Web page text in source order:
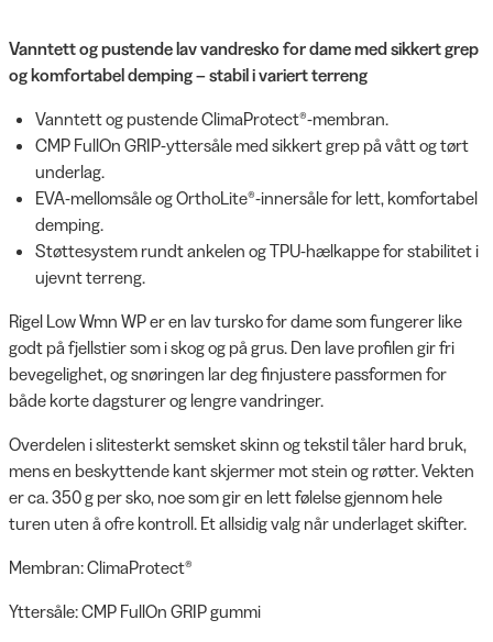
Vanntett og pustende lav vandresko for dame med sikkert grep
og komfortabel demping – stabil i variert terreng
Vanntett og pustende ClimaProtect®-membran.
CMP FullOn GRIP-yttersåle med sikkert grep på vått og tørt
underlag.
EVA-mellomsåle og OrthoLite®-innersåle for lett, komfortabel
demping.
Støttesystem rundt ankelen og TPU-hælkappe for stabilitet i
ujevnt terreng.
Rigel Low Wmn WP er en lav tursko for dame som fungerer like
godt på fjellstier som i skog og på grus. Den lave profilen gir fri
bevegelighet, og snøringen lar deg finjustere passformen for
både korte dagsturer og lengre vandringer.
Overdelen i slitesterkt semsket skinn og tekstil tåler hard bruk,
mens en beskyttende kant skjermer mot stein og røtter. Vekten
er ca. 350 g per sko, noe som gir en lett følelse gjennom hele
turen uten å ofre kontroll. Et allsidig valg når underlaget skifter.
Membran: ClimaProtect®
Yttersåle: CMP FullOn GRIP gummi